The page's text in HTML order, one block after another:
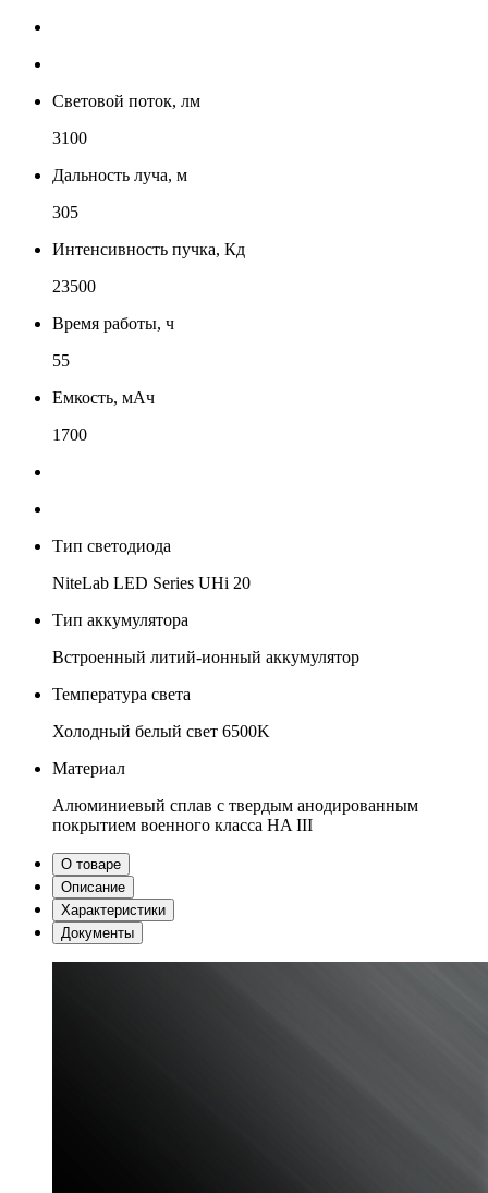
Световой поток, лм
3100
Дальность луча, м
305
Интенсивность пучка, Кд
23500
Время работы, ч
55
Емкость, мАч
1700
Тип светодиода
NiteLab LED Series UHi 20
Тип аккумулятора
Встроенный литий-ионный аккумулятор
Температура света
Холодный белый свет 6500K
Материал
Алюминиевый сплав с твердым анодированным
покрытием военного класса HA III
О товаре
Описание
Характеристики
Документы